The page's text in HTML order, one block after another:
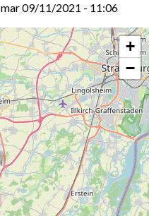
mar 09/11/2021 - 11:06
+
−